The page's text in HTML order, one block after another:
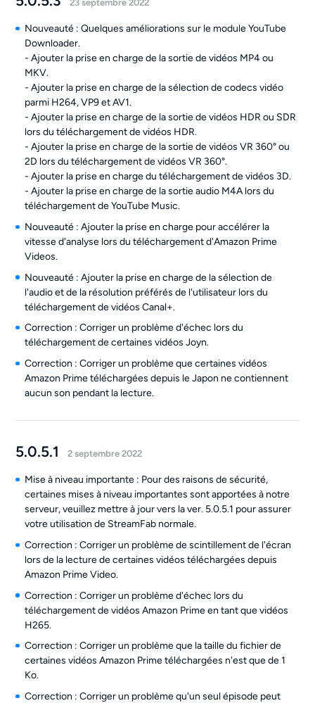
23 septembre 2022
Nouveauté : Quelques améliorations sur le module YouTube
Downloader.
- Ajouter la prise en charge de la sortie de vidéos MP4 ou
MKV.
- Ajouter la prise en charge de la sélection de codecs vidéo
parmi H264, VP9 et AV1.
- Ajouter la prise en charge de la sortie de vidéos HDR ou SDR
lors du téléchargement de vidéos HDR.
- Ajouter la prise en charge de la sortie de vidéos VR 360° ou
2D lors du téléchargement de vidéos VR 360°.
- Ajouter la prise en charge du téléchargement de vidéos 3D.
- Ajouter la prise en charge de la sortie audio M4A lors du
téléchargement de YouTube Music.
Nouveauté : Ajouter la prise en charge pour accélérer la
vitesse d'analyse lors du téléchargement d'Amazon Prime
Videos.
Nouveauté : Ajouter la prise en charge de la sélection de
l'audio et de la résolution préférés de l'utilisateur lors du
téléchargement de vidéos Canal+.
Correction : Corriger un problème d'échec lors du
téléchargement de certaines vidéos Joyn.
Correction : Corriger un problème que certaines vidéos
Amazon Prime téléchargées depuis le Japon ne contiennent
aucun son pendant la lecture.
5.0.5.1 2 septembre 2022
Mise à niveau importante : Pour des raisons de sécurité,
certaines mises à niveau importantes sont apportées à notre
serveur, veuillez mettre à jour vers la ver. 5.0.5.1 pour assurer
votre utilisation de StreamFab normale.
Correction : Corriger un problème de scintillement de l'écran
lors de la lecture de certaines vidéos téléchargées depuis
Amazon Prime Video.
Correction : Corriger un problème d'échec lors du
téléchargement de vidéos Amazon Prime en tant que vidéos
H265.
Correction : Corriger un problème que la taille du fichier de
certaines vidéos Amazon Prime téléchargées n'est que de 1
Ko.
Correction : Corriger un problème qu'un seul épisode peut